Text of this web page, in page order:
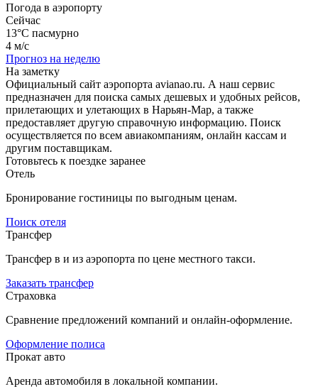
Погода в аэропорту
Сейчас
13°C пасмурно
4 м/с
Прогноз на неделю
На заметку
Официальный сайт аэропорта avianao.ru. А наш сервис
предназначен для поиска самых дешевых и удобных рейсов,
прилетающих и улетающих в Нарьян-Мар, а также
предоставляет другую справочную информацию. Поиск
осуществляется по всем авиакомпаниям, онлайн кассам и
другим поставщикам.
Готовьтесь к поездке заранее
Отель
Бронирование гостиницы по выгодным ценам.
Поиск отеля
Трансфер
Трансфер в и из аэропорта по цене местного такси.
Заказать трансфер
Страховка
Сравнение предложений компаний и онлайн-оформление.
Оформление полиса
Прокат авто
Аренда автомобиля в локальной компании.